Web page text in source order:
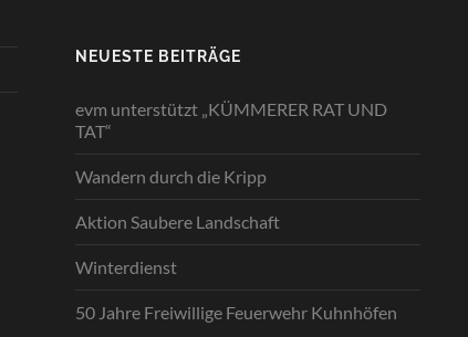
NEUESTE BEITRÄGE
evm unterstützt „KÜMMERER RAT UND
TAT“
Wandern durch die Kripp
Aktion Saubere Landschaft
Winterdienst
50 Jahre Freiwillige Feuerwehr Kuhnhöfen